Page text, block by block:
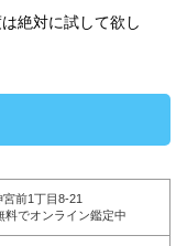
絶対に試して欲し
前1丁目8-21
料でオンライン鑑定中